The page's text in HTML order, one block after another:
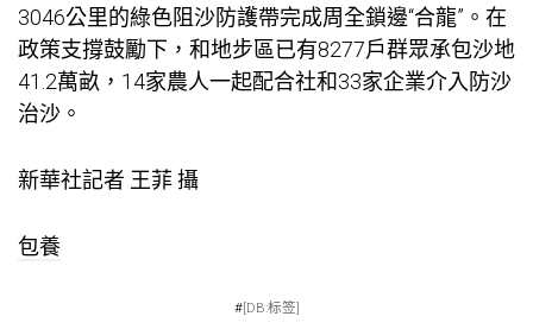
3046公里的綠色阻沙防護帶完成周全鎖邊“合龍”。在
政策支撐鼓勵下，和地步區已有8277戶群眾承包沙地
41.2萬畝，14家農人一起配合社和33家企業介入防沙
治沙。
新華社記者 王菲 攝
包養
#[DB:标签]